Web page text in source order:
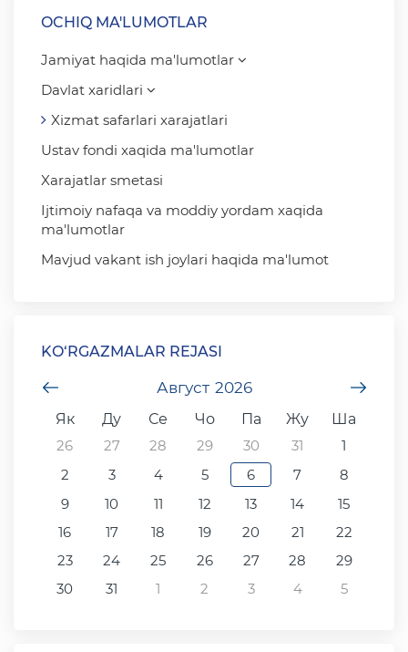
OCHIQ MA'LUMOTLAR
Jamiyat haqida ma'lumotlar
Davlat xaridlari
Xizmat safarlari xarajatlari
Ustav fondi xaqida ma'lumotlar
Xarajatlar smetasi
Ijtimoiy nafaqa va moddiy yordam xaqida
ma'lumotlar
Mavjud vakant ish joylari haqida ma'lumot
KO‘RGAZMALAR REJASI
Август 2026
Як
Ду Се Чо Па Жу
Ша
26
27 28 29 30 31
1
2
3 4 5 6 7
8
9
10 11 12 13 14
15
16
17 18 19 20 21
22
23
24 25 26 27 28
29
30
31 1 2 3 4 5